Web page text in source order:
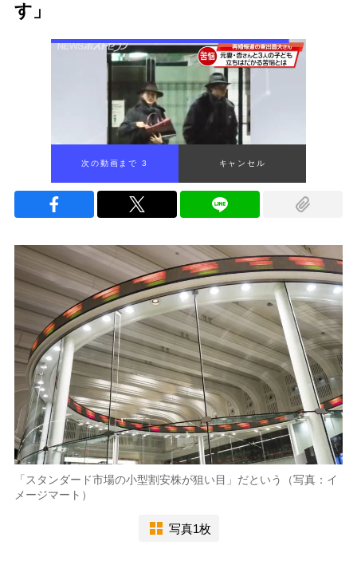
す」
次の動画まで 2 キャンセル
「スタンダード市場の小型割安株が狙い目」だという（写真：イ
メージマート）
写真1枚